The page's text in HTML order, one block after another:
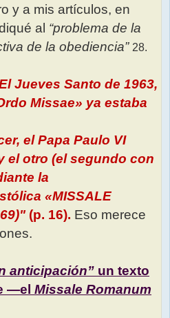
y a mis artículos, en
al “problema de la
de la obediencia” 28.
Jueves Santo de 1963,
Missae» ya estaba
el Papa Paulo VI
el otro (el segundo con
la
«MISSALE
(p. 16). Eso merece
anticipación” un texto
—el Missale Romanum